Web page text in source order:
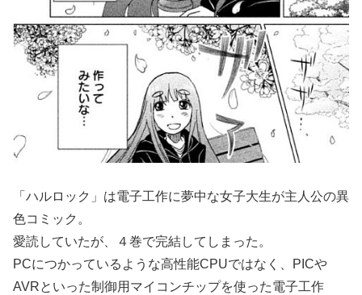
「ハルロック」は電子工作に夢中な女子大生が主人公の異
色コミック。
愛読していたが、４巻で完結してしまった。
PCにつかっているような高性能CPUではなく、PICや
AVRといった制御用マイコンチップを使った電子工作